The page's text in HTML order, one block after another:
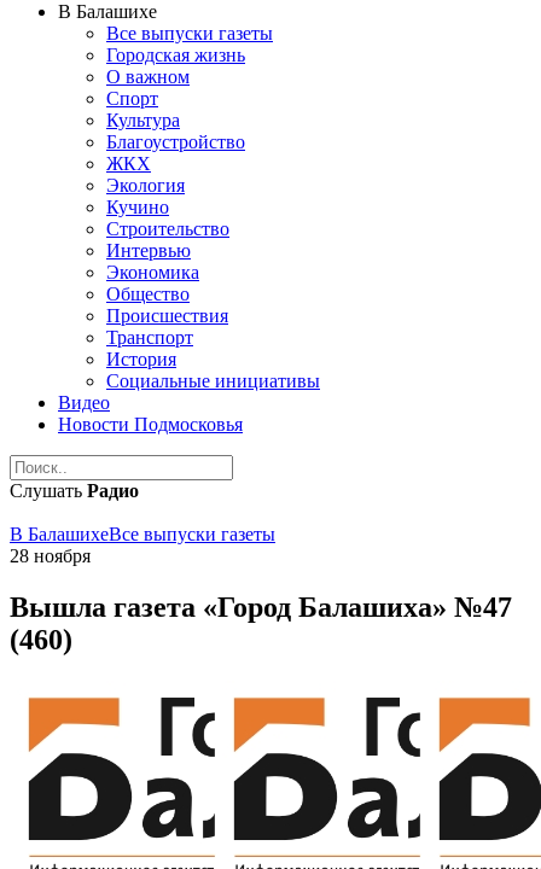
В Балашихе
Все выпуски газеты
Городская жизнь
О важном
Спорт
Культура
Благоустройство
ЖКХ
Экология
Кучино
Строительство
Интервью
Экономика
Общество
Происшествия
Транспорт
История
Социальные инициативы
Видео
Новости Подмосковья
Слушать Радио
В БалашихеВсе выпуски газеты
28 ноября
Вышла газета «Город Балашиха» №47
(460)